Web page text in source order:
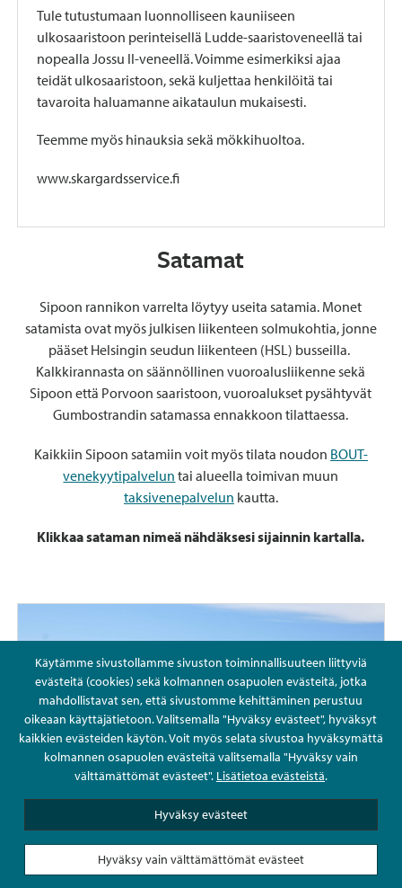
Tule tutustumaan luonnolliseen kauniiseen
ulkosaaristoon perinteisellä Ludde-saaristoveneellä tai
nopealla Jossu II-veneellä. Voimme esimerkiksi ajaa
teidät ulkosaaristoon, sekä kuljettaa henkilöitä tai
tavaroita haluamanne aikataulun mukaisesti.
Teemme myös hinauksia sekä mökkihuoltoa.
www.skargardsservice.fi
Satamat
Sipoon rannikon varrelta löytyy useita satamia. Monet
satamista ovat myös julkisen liikenteen solmukohtia, jonne
pääset Helsingin seudun liikenteen (HSL) busseilla.
Kalkkirannasta on säännöllinen vuoroalusliikenne sekä
Sipoon että Porvoon saaristoon, vuoroalukset pysähtyvät
Gumbostrandin satamassa ennakkoon tilattaessa.
Kaikkiin Sipoon satamiin voit myös tilata noudon BOUT-
venekyytipalvelun tai alueella toimivan muun
taksivenepalvelun kautta.
Klikkaa sataman nimeä nähdäksesi sijainnin kartalla.
Kalkkiranta
Käytämme sivustollamme sivuston toiminnallisuuteen liittyviä
evästeitä (cookies) sekä kolmannen osapuolen evästeitä, jotka
mahdollistavat sen, että sivustomme kehittäminen perustuu
oikeaan käyttäjätietoon. Valitsemalla "Hyväksy evästeet", hyväksyt
kaikkien evästeiden käytön. Voit myös selata sivustoa hyväksymättä
kolmannen osapuolen evästeitä valitsemalla "Hyväksy vain
välttämättömät evästeet". Lisätietoa evästeistä.
Hyväksy evästeet
Hyväksy vain välttämättömät evästeet